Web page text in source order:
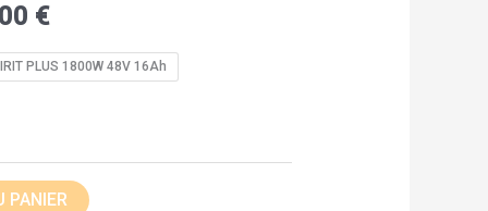
€
PLUS 1800W 48V 16Ah
PANIER